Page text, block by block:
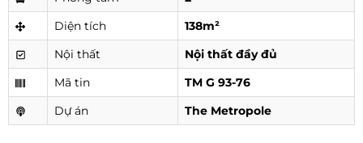
Diện tích
138m²
Nội thất
Nội thất đầy đủ
Mã tin
TM G 93-76
Dự án
The Metropole